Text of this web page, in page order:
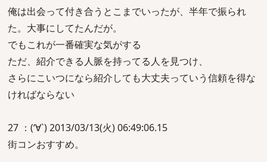
俺は出会って付き合うとこまでいったが、半年で振られ
た。大事にしてたんだが。
でもこれが一番確実な気がする
ただ、紹介できる人脈を持ってる人を見つけ、
さらにこいつになら紹介しても大丈夫っていう信頼を得な
ければならない
27 ：(‘∀`) 2013/03/13(火) 06:49:06.15
街コンおすすめ。